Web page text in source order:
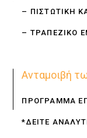
– ΠΙΣΤΩΤΙΚΗ
– ΤΡΑΠΕΖΙΚΟ
Ανταμοιβή
ΠΡΟΓΡΑΜΜΑ
*ΔΕΙΤΕ